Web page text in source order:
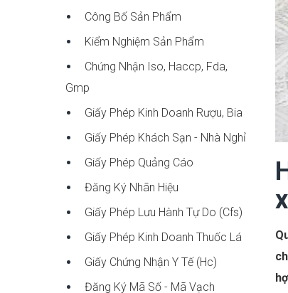
Công Bố Sản Phẩm
Kiểm Nghiệm Sản Phẩm
Chứng Nhận Iso, Haccp, Fda,
Gmp
Giấy Phép Kinh Doanh Rượu, Bia
Giấy Phép Khách Sạn - Nhà Nghỉ
Giấy Phép Quảng Cáo
Đăng Ký Nhãn Hiệu
Giấy Phép Lưu Hành Tự Do (cfs)
Giấy Phép Kinh Doanh Thuốc Lá
Giấy Chứng Nhận Y Tế (hc)
Đăng Ký Mã Số - Mã Vạch